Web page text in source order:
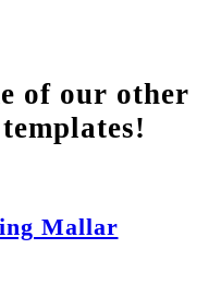
of our other
Mallar